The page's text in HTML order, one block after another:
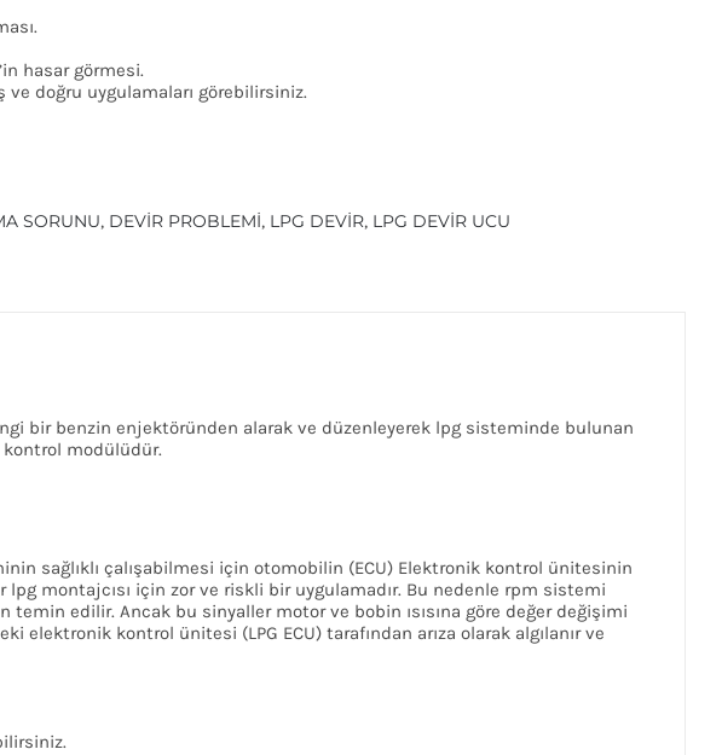
hasar görmesi.
ve doğru uygulamaları görebilirsiniz.
SORUNU, DEVIR PROBLEMI, LPG DEVIR, LPG DEVIR UCU
bir benzin enjektöründen alarak ve düzenleyerek lpg sisteminde bulunan
modülüdür.
sağlıklı çalışabilmesi için otomobilin (ECU) Elektronik kontrol ünitesinin
lpg montajcısı için zor ve riskli bir uygulamadır. Bu nedenle rpm sistemi
edilir. Ancak bu sinyaller motor ve bobin ısısına göre değer değişimi
kontrol ünitesi (LPG ECU) tarafından arıza olarak algılanır ve